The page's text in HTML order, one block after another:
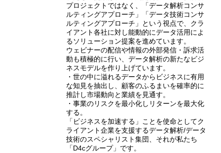
プロジェクトではなく、「データ解析コンサ
ルティングアプローチ」「データ技術コンサ
ルティングアプローチ」という視点で、クラ
イアント各社に対し能動的にデータ活用によ
るソリューション提案を進めています。
ウェビナーの配信や情報の外部発信・訴求活
動も積極的に行い、データ解析の新たなビジ
ネスモデルを作り上げています。
・世の中に溢れるデータからビジネスに有用
な知見を抽出し、顧客のふるまいを確率的に
推計し市場動向と業績を見通す。
・事業のリスクを最小化しリターンを最大化
する。
「ビジネスを加速する」ことを使命としてク
ライアント企業を支援するデータ解析/データ
技術のスペシャリスト集団、それが私たち
「D4cグループ」です。